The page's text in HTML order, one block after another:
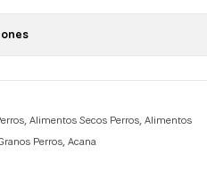
,Alimentos Secos Perros,Alimentos
Perros,Acana